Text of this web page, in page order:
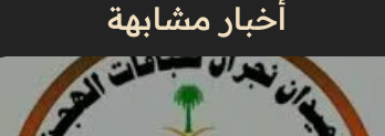
أخبار مشابهة